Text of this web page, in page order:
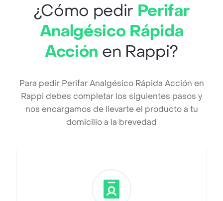
¿Cómo pedir Perifar
Analgésico Rápida
Acción en Rappi?
Para pedir Perifar Analgésico Rápida Acción en
Rappi debes completar los siguientes pasos y
nos encargamos de llevarte el producto a tu
domicilio a la brevedad